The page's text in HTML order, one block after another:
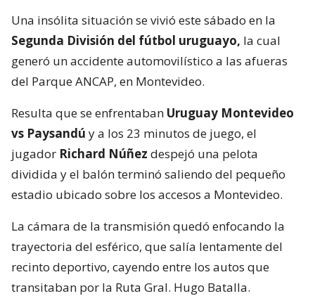
Una insólita situación se vivió este sábado en la
Segunda División del fútbol uruguayo, la cual
generó un accidente automovilístico a las afueras
del Parque ANCAP, en Montevideo.
Resulta que se enfrentaban Uruguay Montevideo
vs Paysandú y a los 23 minutos de juego, el
jugador Richard Núñez despejó una pelota
dividida y el balón terminó saliendo del pequeño
estadio ubicado sobre los accesos a Montevideo.
La cámara de la transmisión quedó enfocando la
trayectoria del esférico, que salía lentamente del
recinto deportivo, cayendo entre los autos que
transitaban por la Ruta Gral. Hugo Batalla.